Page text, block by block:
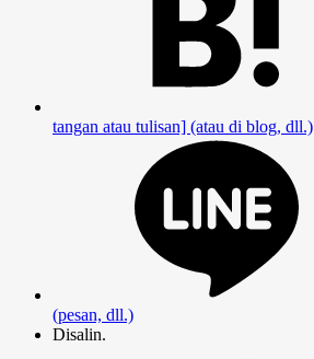
tangan atau tulisan] (atau di blog, dll.)
(pesan, dll.)
Disalin.